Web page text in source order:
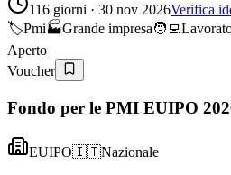
116 giorni · 30 nov 2026Verifica
🏷️Pmi🏭Grande impresa🧑‍💻
Aperto
Voucher
Fondo per le PMI EUIPO
EUIPO🇮🇹Nazionale